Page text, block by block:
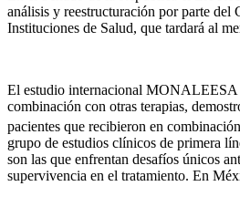
análisis y reestructuración por parte del
Instituciones de Salud, que tardará al
El estudio internacional MONALEESA
combinación con otras terapias,
pacientes que recibieron en
grupo de estudios clínicos de primera
son las que enfrentan desafíos únicos
supervivencia en el tratamiento. En